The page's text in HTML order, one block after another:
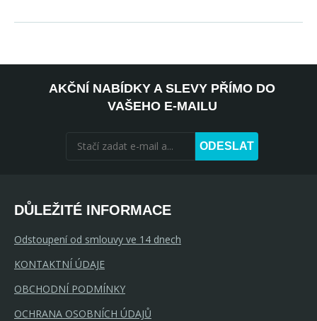
AKČNÍ NABÍDKY A SLEVY PŘÍMO DO
VAŠEHO E-MAILU
ODESLAT
DŮLEŽITÉ INFORMACE
Odstoupení od smlouvy ve 14 dnech
KONTAKTNÍ ÚDAJE
OBCHODNÍ PODMÍNKY
OCHRANA OSOBNÍCH ÚDAJŮ